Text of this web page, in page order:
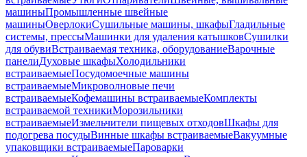
машиныПромышленные швейные
машиныОверлокиСушильные машины, шкафыГладильные
системы, прессыМашинки для удаления катышковСушилки
для обувиВстраиваемая техника, оборудованиеВарочные
панелиДуховые шкафыХолодильники
встраиваемыеПосудомоечные машины
встраиваемыеМикроволновые печи
встраиваемыеКофемашины встраиваемыеКомплекты
встраиваемой техникиМорозильники
встраиваемыеИзмельчители пищевых отходовШкафы для
подогрева посудыВинные шкафы встраиваемыеВакуумные
упаковщики встраиваемыеПароварки